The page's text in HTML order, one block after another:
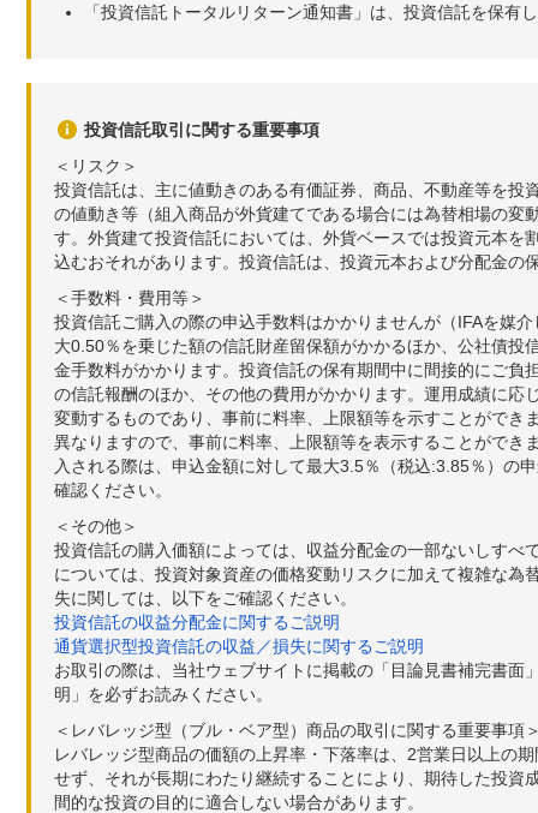
「投資信託トータルリターン通知書」は、投資信託を保有
投資信託取引に関する重要事項
＜リスク＞
投資信託は、主に値動きのある有価証券、商品、不動産等を
の値動き等（組入商品が外貨建てである場合には為替相場の
す。外貨建て投資信託においては、外貨ベースでは投資元本
込むおそれがあります。投資信託は、投資元本および分配金の
＜手数料・費用等＞
投資信託ご購入の際の申込手数料はかかりませんが（IFAを媒
大0.50％を乗じた額の信託財産留保額がかかるほか、公社債
金手数料がかかります。投資信託の保有期間中に間接的にご
の信託報酬のほか、その他の費用がかかります。運用成績に
変動するものであり、事前に料率、上限額等を示すことがで
異なりますので、事前に料率、上限額等を表示することがで
入される際は、申込金額に対して最大3.5％（税込:3.85％）の
確認ください。
＜その他＞
投資信託の購入価額によっては、収益分配金の一部ないしす
については、投資対象資産の価格変動リスクに加えて複雑な
失に関しては、以下をご確認ください。
投資信託の収益分配金に関するご説明
通貨選択型投資信託の収益／損失に関するご説明
お取引の際は、当社ウェブサイトに掲載の「目論見書補完書
明」を必ずお読みください。
＜レバレッジ型（ブル・ベア型）商品の取引に関する重要事項
レバレッジ型商品の価額の上昇率・下落率は、2営業日以上の
せず、それが長期にわたり継続することにより、期待した投
間的な投資の目的に適合しない場合があります。